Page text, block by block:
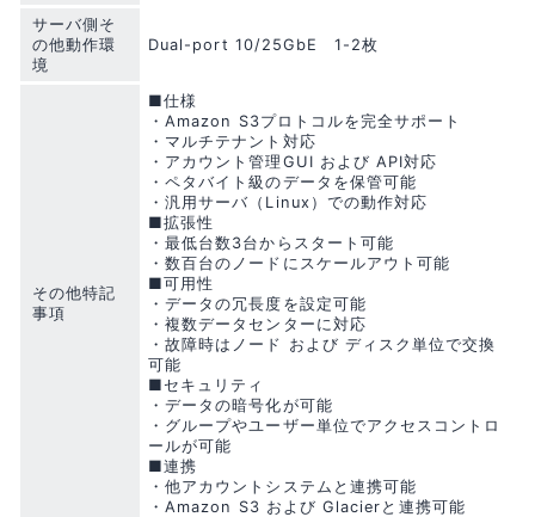
サーバ側そ
の他動作環
境
Dual-port 10/25GbE 1-2枚
その他特記
事項
■仕様
・Amazon S3プロトコルを完全サポート
・マルチテナント対応
・アカウント管理GUI および API対応
・ペタバイト級のデータを保管可能
・汎用サーバ（Linux）での動作対応
■拡張性
・最低台数3台からスタート可能
・数百台のノードにスケールアウト可能
■可用性
・データの冗長度を設定可能
・複数データセンターに対応
・故障時はノード および ディスク単位で交換
可能
■セキュリティ
・データの暗号化が可能
・グループやユーザー単位でアクセスコントロ
ールが可能
■連携
・他アカウントシステムと連携可能
・Amazon S3 および Glacierと連携可能